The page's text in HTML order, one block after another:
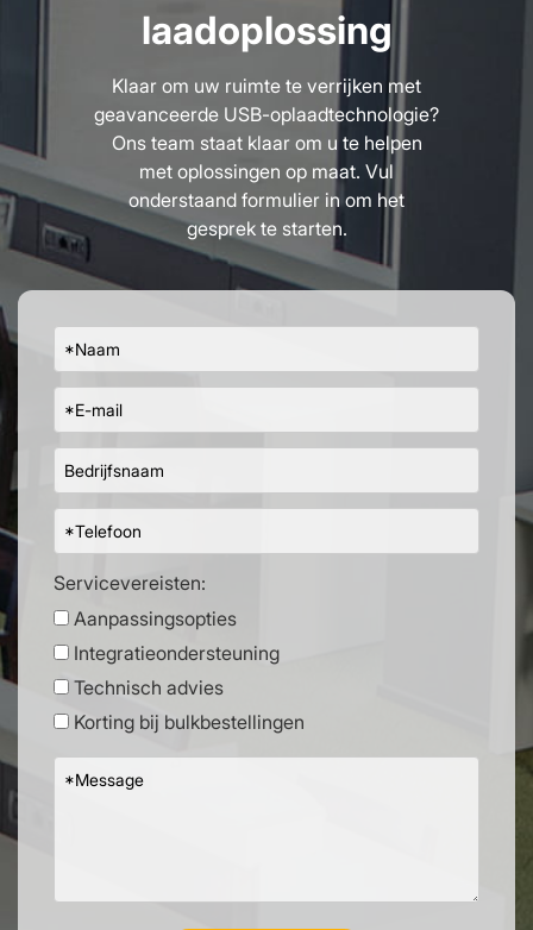
laadoplossing
Klaar om uw ruimte te verrijken met
geavanceerde USB-oplaadtechnologie?
Ons team staat klaar om u te helpen
met oplossingen op maat. Vul
onderstaand formulier in om het
gesprek te starten.
Servicevereisten:
Aanpassingsopties
Integratieondersteuning
Technisch advies
Korting bij bulkbestellingen